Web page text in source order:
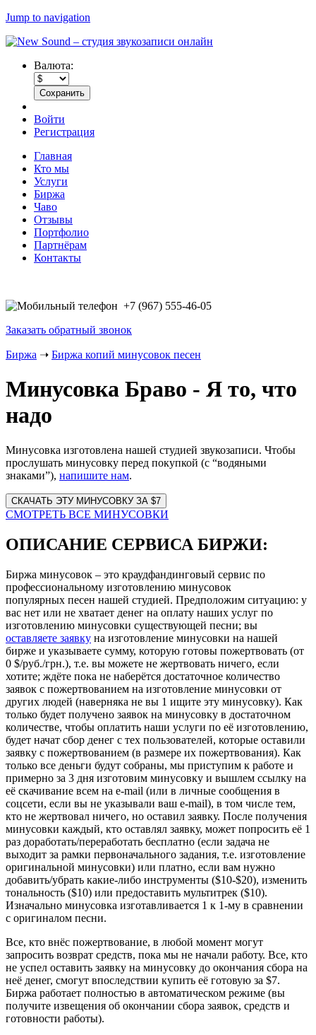
Jump to navigation
Валюта:
Войти
Регистрация
Главная
Кто мы
Услуги
Биржа
Чаво
Отзывы
Портфолио
Партнёрам
Контакты
+7 (967) 555-46-05
Заказать обратный звонок
Биржа ➝ Биржа копий минусовок песен
Минусовка Браво - Я то, что
надо
Минусовка изготовлена нашей студией звукозаписи. Чтобы
прослушать минусовку перед покупкой (с “водяными
знаками”), напишите нам.
Website
URL
СМОТРЕТЬ ВСЕ МИНУСОВКИ
ОПИСАНИЕ СЕРВИСА БИРЖИ:
Биржа минусовок – это краудфандинговый сервис по
профессиональному изготовлению минусовок
популярных песен нашей студией. Предположим ситуацию: у
вас нет или не хватает денег на оплату наших услуг по
изготовлению минусовки существующей песни; вы
оставляете заявку на изготовление минусовки на нашей
бирже и указываете сумму, которую готовы пожертвовать (от
0 $/руб./грн.), т.е. вы можете не жертвовать ничего, если
хотите; ждёте пока не наберётся достаточное количество
заявок с пожертвованием на изготовление минусовки от
других людей (наверняка не вы 1 ищите эту минусовку). Как
только будет получено заявок на минусовку в достаточном
количестве, чтобы оплатить наши услуги по её изготовлению,
будет начат сбор денег с тех пользователей, которые оставили
заявку с пожертвованием (в размере их пожертвования). Как
только все деньги будут собраны, мы приступим к работе и
примерно за 3 дня изготовим минусовку и вышлем ссылку на
её скачивание всем на e-mail (или в личные сообщения в
соцсети, если вы не указывали ваш e-mail), в том числе тем,
кто не жертвовал ничего, но оставил заявку. После получения
минусовки каждый, кто оставлял заявку, может попросить её 1
раз доработать/переработать бесплатно (если задача не
выходит за рамки первоначального задания, т.е. изготовление
оригинальной минусовки) или платно, если вам нужно
добавить/убрать какие-либо инструменты ($10-$20), изменить
тональность ($10) или предоставить мультитрек ($10).
Изначально минусовка изготавливается 1 к 1-му в сравнении
с оригиналом песни.
Все, кто внёс пожертвование, в любой момент могут
запросить возврат средств, пока мы не начали работу. Все, кто
не успел оставить заявку на минусовку до окончания сбора на
неё денег, смогут впоследствии купить её готовую за $7.
Биржа работает полностью в автоматическом режиме (вы
получите извещения об окончании сбора заявок, средств и
готовности работы).